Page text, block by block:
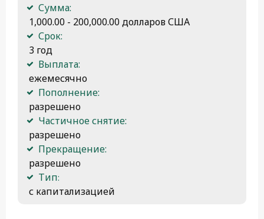
Сумма:
1,000.00 - 200,000.00 долларов США
Срок:
3 год
Выплата:
ежемесячно
Пополнение:
разрешено
Частичное снятие:
разрешено
Прекращение:
разрешено
Тип։
с капитализацией